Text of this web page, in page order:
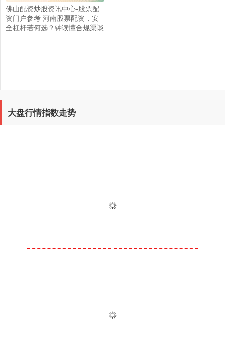
佛山配资炒股资讯中心-股票配
资门户参考 河南股票配资，安
全杠杆若何选？钟读懂合规渠谈
大盘行情指数走势